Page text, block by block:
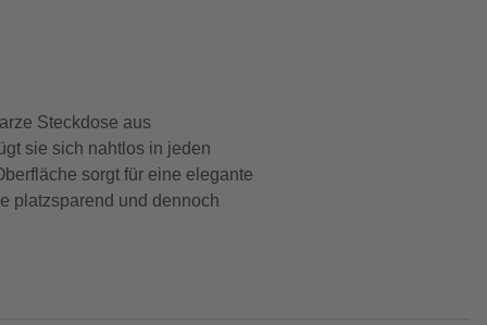
Steckdose aus
sie sich nahtlos in jeden
sorgt für eine elegante
platzsparend und dennoch